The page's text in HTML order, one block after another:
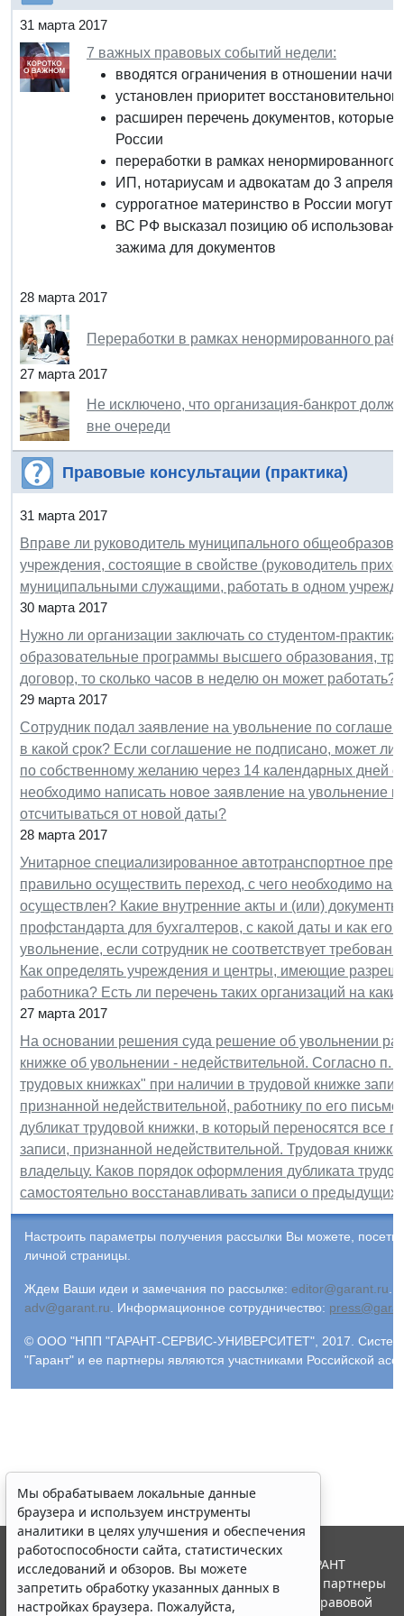
31 марта 2017
7 важных правовых событий недели:
вводятся ограничения в отношении
установлен приоритет
расширен перечень документов, которые
России
переработки в рамках ненормированного
ИП, нотариусам и адвокатам до 3 апреля
суррогатное материнство в России могут
ВС РФ высказал позицию об
зажима для документов
28 марта 2017
Переработки в рамках ненормированного
27 марта 2017
Не исключено, что организация-банкрот
вне очереди
Правовые консультации (практика)
31 марта 2017
Вправе ли руководитель муниципального
учреждения, состоящие в свойстве (руководитель
муниципальными служащими, работать в одном
30 марта 2017
Нужно ли организации заключать со студентом-
образовательные программы высшего образования,
договор, то сколько часов в неделю он может работать?
29 марта 2017
Сотрудник подал заявление на увольнение по
в какой срок? Если соглашение не подписано, может ли
по собственному желанию через 14 календарных дней
необходимо написать новое заявление на увольнение
отсчитываться от новой даты?
28 марта 2017
Унитарное специализированное автотранспортное
правильно осуществить переход, с чего необходимо
осуществлен? Какие внутренние акты и (или)
профстандарта для бухгалтеров, с какой даты и как
увольнение, если сотрудник не соответствует
Как определять учреждения и центры, имеющие
работника? Есть ли перечень таких организаций на
27 марта 2017
На основании решения суда решение об увольнении
книжке об увольнении - недействительной. Согласно
трудовых книжках" при наличии в трудовой книжке
признанной недействительной, работнику по его
дубликат трудовой книжки, в который переносятся все
записи, признанной недействительной. Трудовая
владельцу. Каков порядок оформления дубликата
самостоятельно восстанавливать записи о
Настроить параметры получения рассылки Вы можете,
личной страницы.
Ждем Ваши идеи и замечания по рассылке: editor@garant.ru.
adv@garant.ru. Информационное сотрудничество:
© ООО "НПП "ГАРАНТ-СЕРВИС-УНИВЕРСИТЕТ", 2017. Система
"Гарант" и ее партнеры являются участниками Российской
Мы обрабатываем локальные данные
браузера и используем инструменты
аналитики в целях улучшения и обеспечения
работоспособности сайта, статистических
исследований и обзоров. Вы можете
запретить обработку указанных данных в
настройках браузера. Пожалуйста,
© ООО "НПП "ГАРАНТ-СЕРВИС", 2026. Система ГАРАНТ
выпускается с 1990 года. Компания "Гарант" и ее партнеры
являются участниками Российской ассоциации правовой